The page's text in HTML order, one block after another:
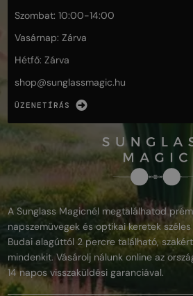
Szombat: 10:00-14:00
Vasárnap: Zárva
Hétfő: Zárva
shop@sunglassmagic.hu
ÜZENETÍRÁS
A Sunglass Magicnél megtalálhatod
napszemüvegek és optikai keretek
Budai alagúttól 2 percre található,
mindenkit. Vásárolj nálunk online az
14 napos visszaküldési garanciával.